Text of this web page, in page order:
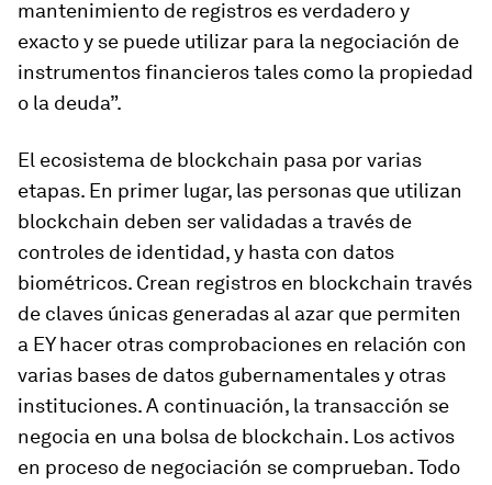
mantenimiento de registros es verdadero y
exacto y se puede utilizar para la negociación de
instrumentos financieros tales como la propiedad
o la deuda”.
El ecosistema de blockchain pasa por varias
etapas. En primer lugar, las personas que utilizan
blockchain deben ser validadas a través de
controles de identidad, y hasta con datos
biométricos. Crean registros en blockchain través
de claves únicas generadas al azar que permiten
a EY hacer otras comprobaciones en relación con
varias bases de datos gubernamentales y otras
instituciones. A continuación, la transacción se
negocia en una bolsa de blockchain. Los activos
en proceso de negociación se comprueban. Todo